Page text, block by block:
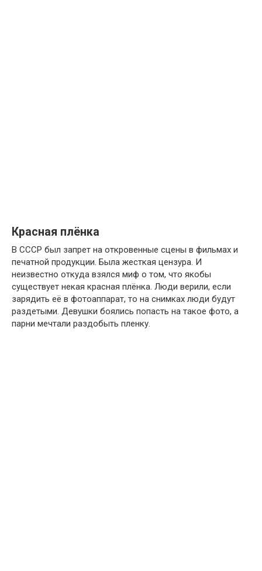
Красная плёнка
В СССР был запрет на откровенные сцены в фильмах и
печатной продукции. Была жесткая цензура. И
неизвестно откуда взялся миф о том, что якобы
существует некая красная плёнка. Люди верили, если
зарядить её в фотоаппарат, то на снимках люди будут
раздетыми. Девушки боялись попасть на такое фото, а
парни мечтали раздобыть пленку.